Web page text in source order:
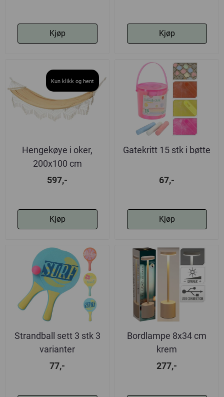
Kjøp Kjøp
Kun klikk og hent
Hengekøye i oker,
200x100 cm
597,-
Kjøp
Gatekritt 15 stk i bøtte
67,-
Kjøp
Strandball sett 3 stk 3
varianter
77,-
Bordlampe 8x34 cm
krem
277,-